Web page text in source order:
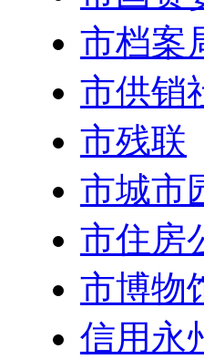
市档案
市供销
市残联
市城市
市住房
市博物
信用永